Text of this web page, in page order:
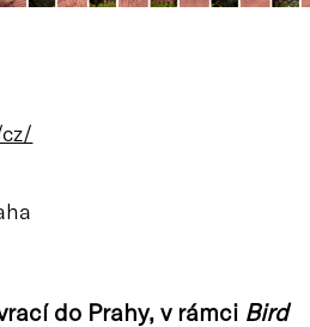
do Prahy, v rámci Bird